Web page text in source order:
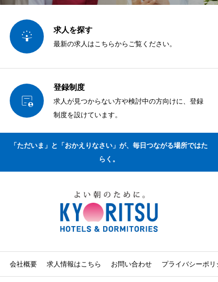
 求人を探す
最新の求人はこちらからご覧ください。

登録制度
求人が見つからない方や検討中の方向けに、登録
制度を設けています。
「ただいま」と「おかえりなさい」が、毎日つながる場所ではた
らく。
会社概要 求人情報はこちら お問い合わせ プライバシーポリ